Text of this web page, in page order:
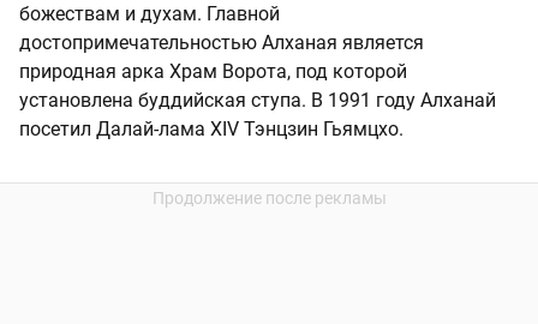
божествам и духам. Главной
достопримечательностью Алханая является
природная арка Храм Ворота, под которой
установлена буддийская ступа. В 1991 году Алханай
посетил Далай-лама XIV Тэнцзин Гьямцхо.